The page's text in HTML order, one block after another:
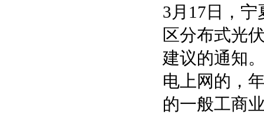
3月17日，
区分布式光
建议的通知
电上网的，
的一般工商